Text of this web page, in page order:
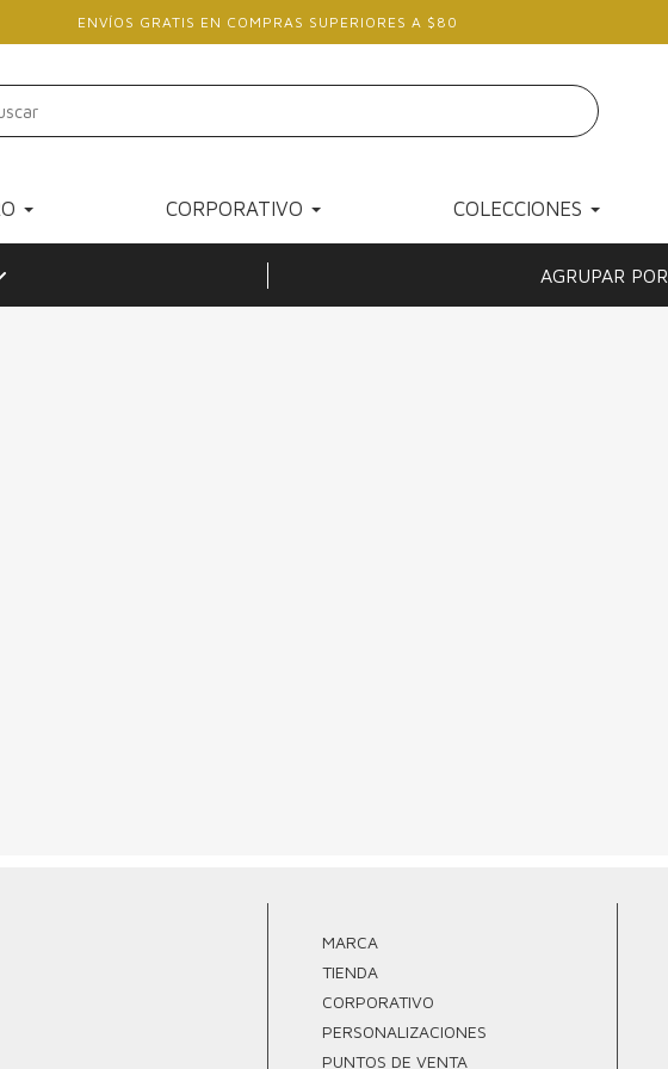
ENVÍOS GRATIS EN COMPRAS SUPERIORES A $80
CORPORATIVO COLECCIONES
AGRUPAR POR
MARCA
TIENDA
CORPORATIVO
PERSONALIZACIONES
PUNTOS DE VENTA